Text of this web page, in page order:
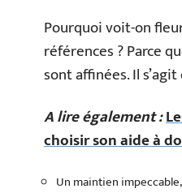
Pourquoi voit-on
références ? Parce
sont affinées. Il
A lire également :
choisir son aide à
Un maintien